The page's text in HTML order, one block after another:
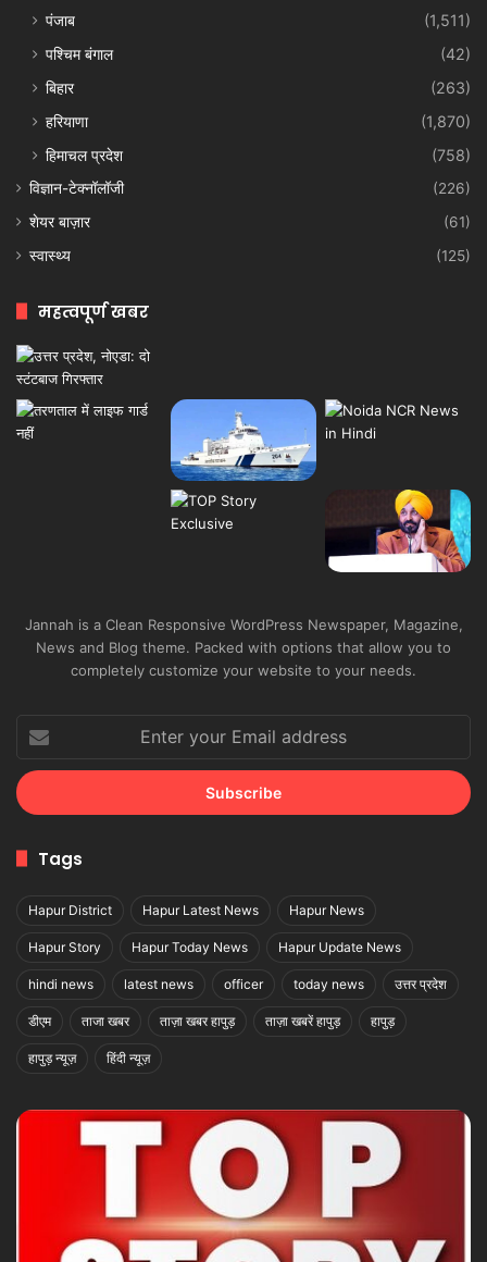
पंजाब
(1,511)
पश्चिम बंगाल
(42)
बिहार
(263)
हरियाणा
(1,870)
हिमाचल प्रदेश
(758)
विज्ञान-टेक्नॉलॉजी
(226)
शेयर बाज़ार
(61)
स्वास्थ्य
(125)
महत्वपूर्ण खबर
Jannah is a Clean Responsive WordPress Newspaper, Magazine,
News and Blog theme. Packed with options that allow you to
completely customize your website to your needs.
your
Email
address
Tags
Hapur District Hapur Latest News Hapur News
Hapur Story Hapur Today News Hapur Update News
hindi news latest news officer today news उत्तर प्रदेश
डीएम ताजा खबर ताज़ा खबर हापुड़ ताज़ा खबरें हापुड़ हापुड़
हापुड़ न्यूज़ हिंदी न्यूज़